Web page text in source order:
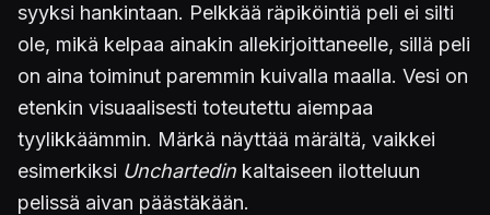
syyksi hankintaan. Pelkkää räpiköintiä peli ei silti
ole, mikä kelpaa ainakin allekirjoittaneelle, sillä peli
on aina toiminut paremmin kuivalla maalla. Vesi on
etenkin visuaalisesti toteutettu aiempaa
tyylikkäämmin. Märkä näyttää märältä, vaikkei
esimerkiksi Unchartedin kaltaiseen ilotteluun
pelissä aivan päästäkään.